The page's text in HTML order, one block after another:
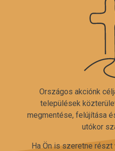
Országos akciónk
települések
megmentése, felújítása
utókor
Ha Ön is szeretne részt